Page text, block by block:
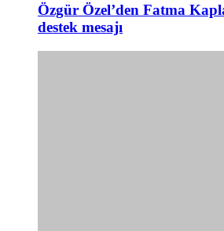
Özgür Özel’den Fatma
destek mesajı